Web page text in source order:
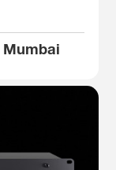
Mumbai